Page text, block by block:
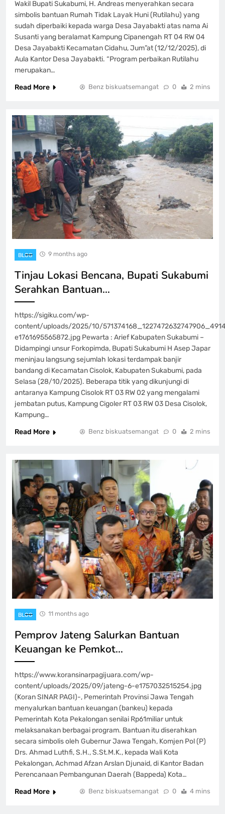
Wakil Bupati Sukabumi, H. Andreas menyerahkan secara
simbolis bantuan Rumah Tidak Layak Huni (Rutilahu) yang
sudah diperbaiki kepada warga Desa Jayabakti atas nama Ai
Susanti yang beralamat Kampung Cipanengah RT 04 RW 04
Desa Jayabakti Kecamatan Cidahu, Jum”at (12/12/2025), di
Aula Kantor Desa Jayabakti. “Program perbaikan Rutilahu
merupakan…
Read More
Benz biskuatsemangat 0 2 mins
BLOG 9 months ago
Tinjau Lokasi Bencana, Bupati Sukabumi
Serahkan Bantuan…
https://sigiku.com/wp-
content/uploads/2025/10/
e1761695565872.jpg Pewarta : Arief Kabupaten Sukabumi –
Didampingi unsur Forkopimda, Bupati Sukabumi H Asep Japar
meninjau langsung sejumlah lokasi terdampak banjir
bandang di Kecamatan Cisolok, Kabupaten Sukabumi, pada
Selasa (28/10/2025). Beberapa titik yang dikunjungi di
antaranya Kampung Cisolok RT 03 RW 02 yang mengalami
jembatan putus, Kampung Cigoler RT 03 RW 03 Desa Cisolok,
Kampung…
Read More
Benz biskuatsemangat 0 2 mins
BLOG 11 months ago
Pemprov Jateng Salurkan Bantuan
Keuangan ke Pemkot…
https://www.koransinarpagijuara.com/wp-
content/uploads/2025/09/jateng-6-e1757032515254.jpg
(Koran SINAR PAGI)-, Pemerintah Provinsi Jawa Tengah
menyalurkan bantuan keuangan (bankeu) kepada
Pemerintah Kota Pekalongan senilai Rp61miliar untuk
melaksanakan berbagai program. Bantuan itu diserahkan
secara simbolis oleh Gubernur Jawa Tengah, Komjen Pol (P)
Drs. Ahmad Luthfi, S.H., S.St.M.K., kepada Wali Kota
Pekalongan, Achmad Afzan Arslan Djunaid, di Kantor Badan
Perencanaan Pembangunan Daerah (Bappeda) Kota…
Read More
Benz biskuatsemangat 0 4 mins